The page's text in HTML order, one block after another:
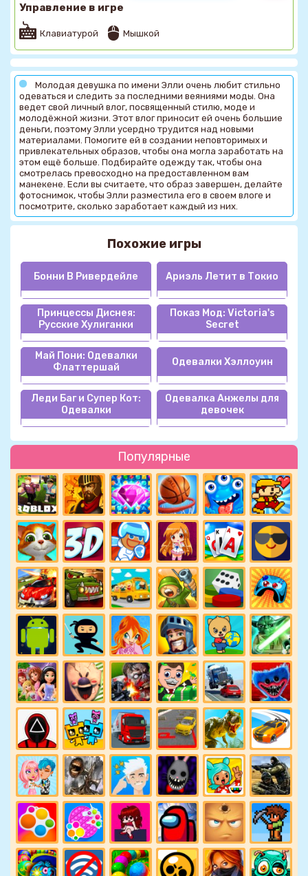
Популярные
Управление в игре
Клавиатурой Мышкой
Молодая девушка по имени Элли очень любит стильно
одеваться и следить за последними веяниями моды. Она
ведет свой личный влог, посвященный стилю, моде и
молодёжной жизни. Этот влог приносит ей очень большие
деньги, поэтому Элли усердно трудится над новыми
материалами. Помогите ей в создании неповторимых и
привлекательных образов, чтобы она могла заработать на
этом ещё больше. Подбирайте одежду так, чтобы она
смотрелась превосходно на предоставленном вам
манекене. Если вы считаете, что образ завершен, делайте
фотоснимок, чтобы Элли разместила его в своем влоге и
посмотрите, сколько заработает каждый из них.
Похожие игры
Бонни В Ривердейле Ариэль Летит в Токио
Принцессы Диснея:
Русские Хулиганки
Показ Мод: Victoria's
Secret
Май Пони: Одевалки
Флаттершай
Одевалки Хэллоуин
Леди Баг и Супер Кот:
Одевалки
Одевалка Анжелы для
девочек